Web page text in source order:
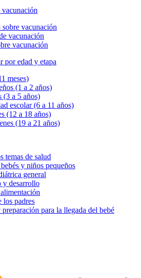
vacunación
vacunación
vacunación
por edad y etapa
meses)
(1 a 2 años)
(3 a 5 años)
escolar (6 a 11 años)
(12 a 18 años)
(19 a 21 años)
temas de salud
y niños pequeños
general
y desarrollo
los padres
para la llegada del bebé